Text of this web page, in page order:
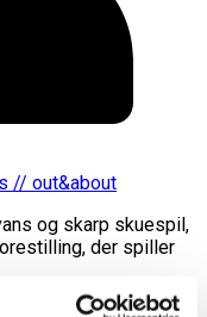
// out&about
og skarp skuespil,
der spiller